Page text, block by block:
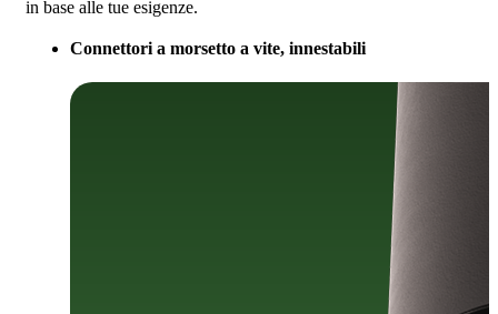
in base alle tue esigenze.
Connettori a morsetto a vite, innestabili